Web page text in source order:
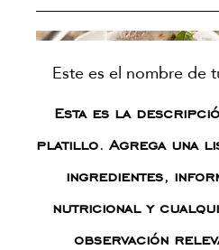
Este es el nombre de
Esta es la
platillo. Agrega una
ingredientes,
nutricional y
observación